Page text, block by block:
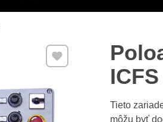
ICFS
Tieto
môžu byť
Pridať k Obľúbeným